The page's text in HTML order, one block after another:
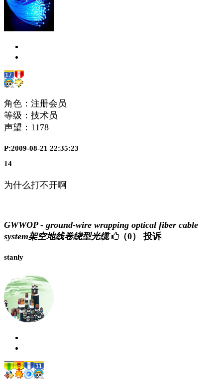
角色：注册会员
等级：技术员
声望： 1178
P:2009-08-21 22:35:23
14
为什么打不开啊
GWWOP - ground-wire wrapping optical fiber cable
system架空地线卷绕型光缆
（0） 投诉
stanly